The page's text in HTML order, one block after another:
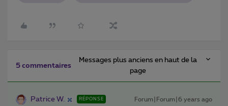
5 commentaires
Messages plus anciens en haut de la
page
Patrice W. RÉPONSE Forum|Forum|6 years ago